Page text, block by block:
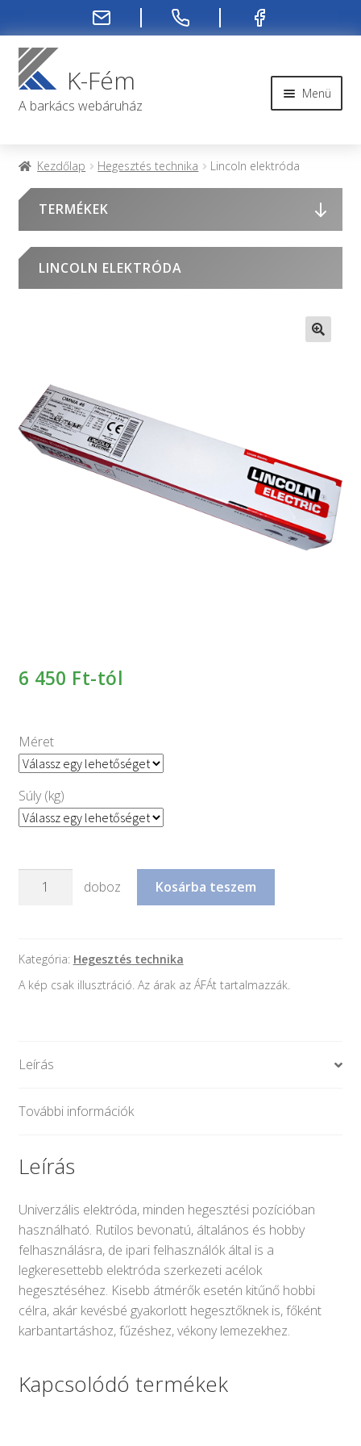
Ugrás
a
navigációhoz
Kilépés
a
tartalombaK-Fém
A barkács webáruház
Menü
Kapcsolat
Rendelés menete
Rólunk
következőre:
Kezdőlap Hegesztés technika Lincoln elektróda
LINCOLN ELEKTRÓDA
6 450 Ft-tól
Méret
Súly (kg)
Lincoln
doboz Kosárba teszem
Kategória: Hegesztés technika
A kép csak illusztráció. Az árak az ÁFÁt tartalmazzák.
Leírás
További információk
Leírás
Univerzális elektróda, minden hegesztési pozícióban
használható. Rutilos bevonatú, általános és hobby
felhasználásra, de ipari felhasználók által is a
legkeresettebb elektróda szerkezeti acélok
hegesztéséhez. Kisebb átmérők esetén kitűnő hobbi
célra, akár kevésbé gyakorlott hegesztőknek is, főként
karbantartáshoz, fűzéshez, vékony lemezekhez.
Kapcsolódó termékek
TERMÉKEK